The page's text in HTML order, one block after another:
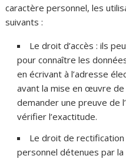
caractère personnel, les
suivants :
Le droit d’accès : ils
pour connaître les
en écrivant à l’adresse
avant la mise en œuvre
demander une preuve de
vérifier l’exactitude.
Le droit de
personnel détenues par